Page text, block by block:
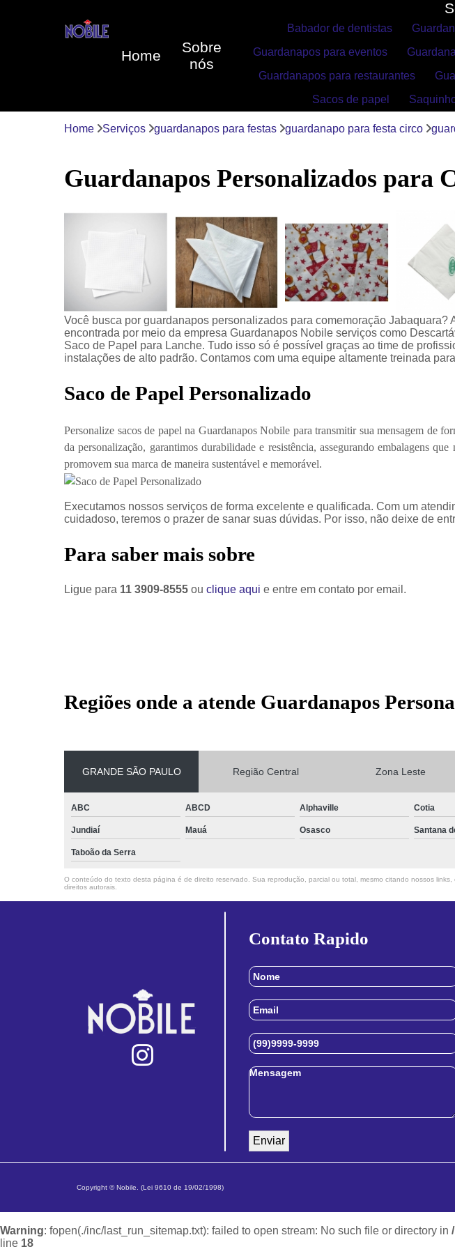
Home
Sobre
nós
Babador de dentistas
Guardanapos para eventos
Guardanapos para restaurantes
Sacos de papel
Home Serviços guardanapos para festas guardanapo para festa circo
Guardanapos Personalizados para
Você busca por guardanapos personalizados para comemoração Jabaquara?
encontrada por meio da empresa Guardanapos Nobile serviços como
Saco de Papel para Lanche. Tudo isso só é possível graças ao time de
instalações de alto padrão. Contamos com uma equipe altamente treinada
Saco de Papel Personalizado
Personalize sacos de papel na Guardanapos Nobile para transmitir sua mensagem de
da personalização, garantimos durabilidade e resistência, assegurando embalagens que
promovem sua marca de maneira sustentável e memorável.
Executamos nossos serviços de forma excelente e qualificada. Com um
cuidadoso, teremos o prazer de sanar suas dúvidas. Por isso, não deixe de
Para saber mais sobre
Ligue para 11 3909-8555 ou clique aqui e entre em contato por email.
Regiões onde a atende Guardanapos
GRANDE SÃO PAULO Região Central Zona Leste
ABC ABCD Alphaville Cotia
Jundiaí Mauá Osasco Santana
Taboão da Serra
O conteúdo do texto desta página é de direito reservado. Sua reprodução, parcial ou total, mesmo citando nossos
direitos autorais
Contato Rapido
Copyright © Nobile. (Lei 9610 de 19/02/1998)
Warning: fopen(./inc/last_run_sitemap.txt): failed to open stream: No such file or directory in
line 18